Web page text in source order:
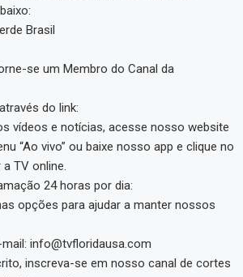
Brasil
se um Membro do Canal da
do link:
vídeos e notícias, acesse nosso website
“Ao vivo” ou baixe nosso app e clique no
a TV online.
24 horas por dia:
opções para ajudar a manter nossos
info@tvfloridausa.com
inscreva-se em nosso canal de cortes